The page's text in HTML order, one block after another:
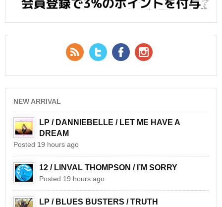
RSS Feed
Twitter Facebook
NEW ARRIVAL
LP / DANNIEBELLE / LET ME HAVE A
DREAM
Posted 19 hours ago
12 / LINVAL THOMPSON / I’M SORRY
Posted 19 hours ago
LP / BLUES BUSTERS / TRUTH